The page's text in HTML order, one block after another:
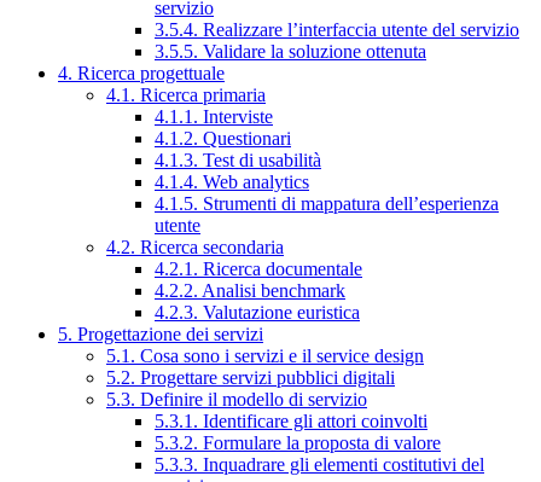
servizio
3.5.4. Realizzare l’interfaccia utente del servizio
3.5.5. Validare la soluzione ottenuta
4. Ricerca progettuale
4.1. Ricerca primaria
4.1.1. Interviste
4.1.2. Questionari
4.1.3. Test di usabilità
4.1.4. Web analytics
4.1.5. Strumenti di mappatura dell’esperienza
utente
4.2. Ricerca secondaria
4.2.1. Ricerca documentale
4.2.2. Analisi benchmark
4.2.3. Valutazione euristica
5. Progettazione dei servizi
5.1. Cosa sono i servizi e il service design
5.2. Progettare servizi pubblici digitali
5.3. Definire il modello di servizio
5.3.1. Identificare gli attori coinvolti
5.3.2. Formulare la proposta di valore
5.3.3. Inquadrare gli elementi costitutivi del